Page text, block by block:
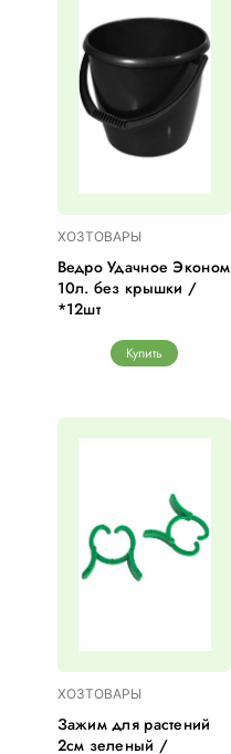
ХОЗТОВАРЫ
Ведро Удачное Эконом
10л. без крышки /
*12шт
Купить
ХОЗТОВАРЫ
Зажим для растений
2см зеленый /